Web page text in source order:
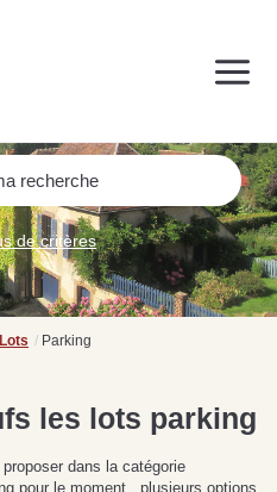
SOCIAUX
dans vos projets
Se passer d’une
recherche
de critères
Parking
les lots parking
dans la catégorie
pour le moment , plusieurs options